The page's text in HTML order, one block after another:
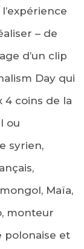
– de
d’un clip
Day qui
4 coins de la
ou
syrien,
Maïa,
monteur
polonaise et